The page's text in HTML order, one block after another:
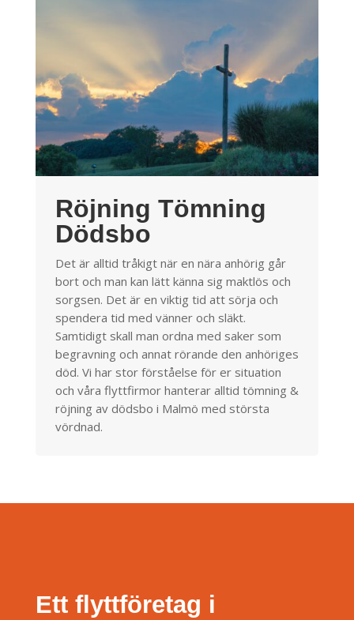
Röjning Tömning
Dödsbo
Det är alltid tråkigt när en nära anhörig går
bort och man kan lätt känna sig maktlös och
sorgsen. Det är en viktig tid att sörja och
spendera tid med vänner och släkt.
Samtidigt skall man ordna med saker som
begravning och annat rörande den anhöriges
död. Vi har stor förståelse för er situation
och våra flyttfirmor hanterar alltid tömning &
röjning av dödsbo i Malmö med största
vördnad.
Ett flyttföretag i